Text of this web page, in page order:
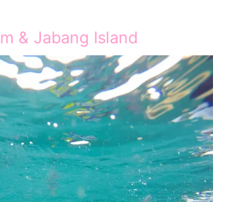
& Jabang Island